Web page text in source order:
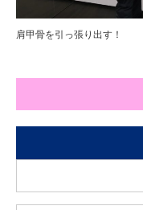
肩甲骨を引っ張り出す！